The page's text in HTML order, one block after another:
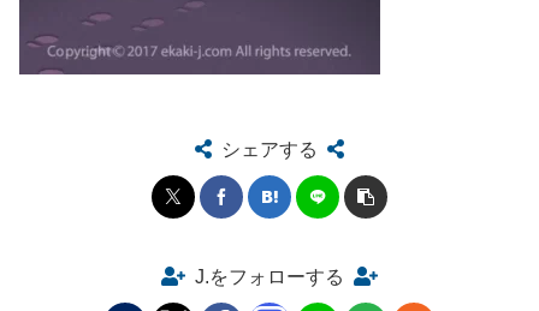
シェアする
J.をフォローする